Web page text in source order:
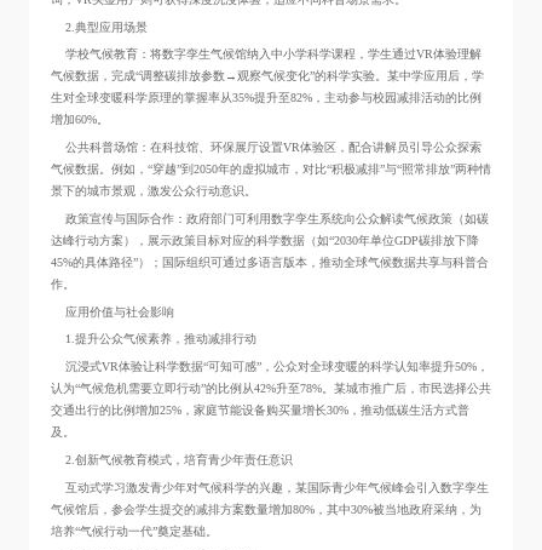
2.典型应用场景
学校气候教育：将数字孪生气候馆纳入中小学科学课程，学生通过VR体验理解
气候数据，完成“调整碳排放参数→观察气候变化”的科学实验。某中学应用后，学
生对全球变暖科学原理的掌握率从35%提升至82%，主动参与校园减排活动的比例
增加60%。
公共科普场馆：在科技馆、环保展厅设置VR体验区，配合讲解员引导公众探索
气候数据。例如，“穿越”到2050年的虚拟城市，对比“积极减排”与“照常排放”两种情
景下的城市景观，激发公众行动意识。
政策宣传与国际合作：政府部门可利用数字孪生系统向公众解读气候政策（如碳
达峰行动方案），展示政策目标对应的科学数据（如“2030年单位GDP碳排放下降
45%的具体路径”）；国际组织可通过多语言版本，推动全球气候数据共享与科普合
作。
应用价值与社会影响
1.提升公众气候素养，推动减排行动
沉浸式VR体验让科学数据“可知可感”，公众对全球变暖的科学认知率提升50%，
认为“气候危机需要立即行动”的比例从42%升至78%。某城市推广后，市民选择公共
交通出行的比例增加25%，家庭节能设备购买量增长30%，推动低碳生活方式普
及。
2.创新气候教育模式，培育青少年责任意识
互动式学习激发青少年对气候科学的兴趣，某国际青少年气候峰会引入数字孪生
气候馆后，参会学生提交的减排方案数量增加80%，其中30%被当地政府采纳，为
培养“气候行动一代”奠定基础。